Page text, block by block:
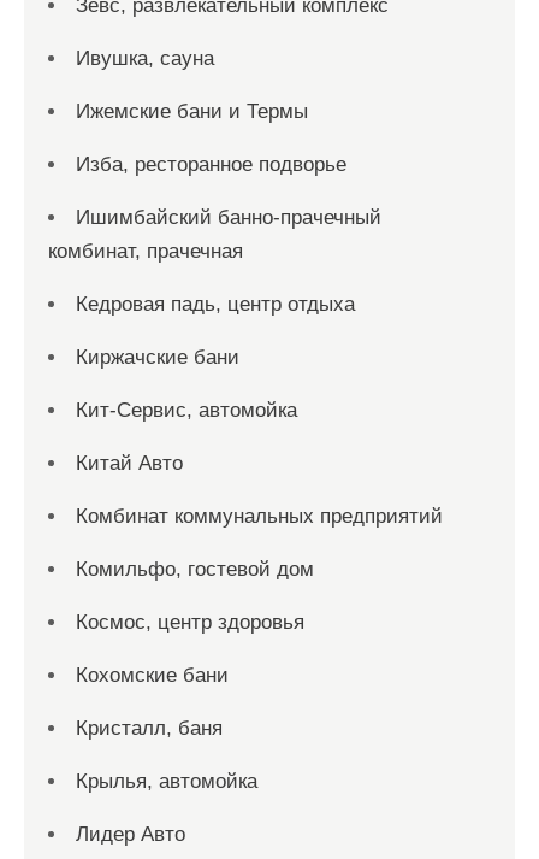
Зевс, развлекательный комплекс
Ивушка, сауна
Ижемские бани и Термы
Изба, ресторанное подворье
Ишимбайский банно-прачечный
комбинат, прачечная
Кедровая падь, центр отдыха
Киржачские бани
Кит-Сервис, автомойка
Китай Авто
Комбинат коммунальных предприятий
Комильфо, гостевой дом
Космос, центр здоровья
Кохомские бани
Кристалл, баня
Крылья, автомойка
Лидер Авто